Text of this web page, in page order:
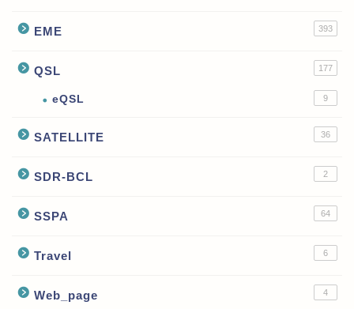
EME 393
QSL 177
eQSL 9
SATELLITE 36
SDR-BCL 2
SSPA 64
Travel 6
Web_page 4